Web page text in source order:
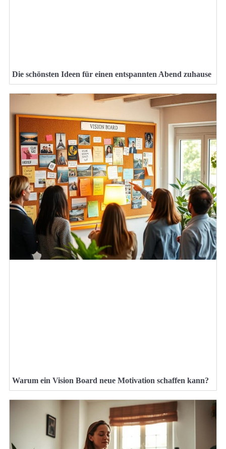
Die schönsten Ideen für einen entspannten Abend zuhause
Warum ein Vision Board neue Motivation schaffen kann?